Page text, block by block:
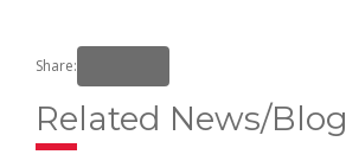
Share:
Related News/Blog